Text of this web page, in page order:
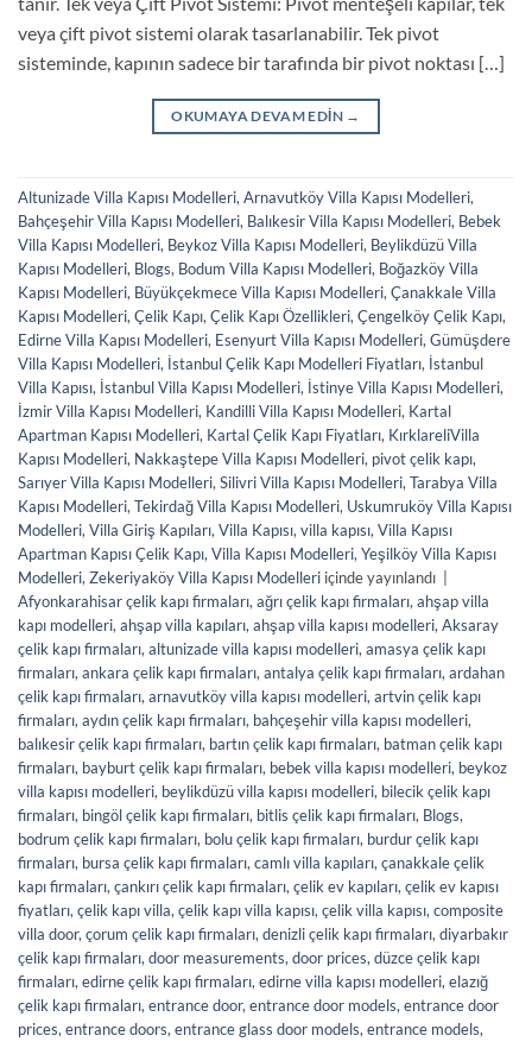
veya çift pivot sistemi olarak tasarlanabilir. Tek pivot
sisteminde, kapının sadece bir tarafında bir pivot noktası […]
OKUMAYA DEVAM EDIN →
Altunizade Villa Kapısı Modelleri, Arnavutköy Villa Kapısı Modelleri,
Bahçeşehir Villa Kapısı Modelleri, Balıkesir Villa Kapısı Modelleri, Bebek
Villa Kapısı Modelleri, Beykoz Villa Kapısı Modelleri, Beylikdüzü Villa
Kapısı Modelleri, Blogs, Bodum Villa Kapısı Modelleri, Boğazköy Villa
Kapısı Modelleri, Büyükçekmece Villa Kapısı Modelleri, Çanakkale Villa
Kapısı Modelleri, Çelik Kapı, Çelik Kapı Özellikleri, Çengelköy Çelik Kapı,
Edirne Villa Kapısı Modelleri, Esenyurt Villa Kapısı Modelleri, Gümüşdere
Villa Kapısı Modelleri, İstanbul Çelik Kapı Modelleri Fiyatları, İstanbul
Villa Kapısı, İstanbul Villa Kapısı Modelleri, İstinye Villa Kapısı Modelleri,
İzmir Villa Kapısı Modelleri, Kandilli Villa Kapısı Modelleri, Kartal
Apartman Kapısı Modelleri, Kartal Çelik Kapı Fiyatları, KırklareliVilla
Kapısı Modelleri, Nakkaştepe Villa Kapısı Modelleri, pivot çelik kapı,
Sarıyer Villa Kapısı Modelleri, Silivri Villa Kapısı Modelleri, Tarabya Villa
Kapısı Modelleri, Tekirdağ Villa Kapısı Modelleri, Uskumruköy Villa Kapısı
Modelleri, Villa Giriş Kapıları, Villa Kapısı, villa kapısı, Villa Kapısı
Apartman Kapısı Çelik Kapı, Villa Kapısı Modelleri, Yeşilköy Villa Kapısı
Modelleri, Zekeriyaköy Villa Kapısı Modelleri içinde yayınlandı
Afyonkarahisar çelik kapı firmaları, ağrı çelik kapı firmaları, ahşap villa
kapı modelleri, ahşap villa kapıları, ahşap villa kapısı modelleri, Aksaray
çelik kapı firmaları, altunizade villa kapısı modelleri, amasya çelik kapı
firmaları, ankara çelik kapı firmaları, antalya çelik kapı firmaları, ardahan
çelik kapı firmaları, arnavutköy villa kapısı modelleri, artvin çelik kapı
firmaları, aydın çelik kapı firmaları, bahçeşehir villa kapısı modelleri,
balıkesir çelik kapı firmaları, bartın çelik kapı firmaları, batman çelik kapı
firmaları, bayburt çelik kapı firmaları, bebek villa kapısı modelleri, beykoz
villa kapısı modelleri, beylikdüzü villa kapısı modelleri, bilecik çelik kapı
firmaları, bingöl çelik kapı firmaları, bitlis çelik kapı firmaları, Blogs,
bodrum çelik kapı firmaları, bolu çelik kapı firmaları, burdur çelik kapı
firmaları, bursa çelik kapı firmaları, camlı villa kapıları, çanakkale çelik
kapı firmaları, çankırı çelik kapı firmaları, çelik ev kapıları, çelik ev kapısı
fiyatları, çelik kapı villa, çelik kapı villa kapısı, çelik villa kapısı, composite
villa door, çorum çelik kapı firmaları, denizli çelik kapı firmaları, diyarbakır
çelik kapı firmaları, door measurements, door prices, düzce çelik kapı
firmaları, edirne çelik kapı firmaları, edirne villa kapısı modelleri, elazığ
çelik kapı firmaları, entrance door, entrance door models, entrance door
prices, entrance doors, entrance glass door models, entrance models,